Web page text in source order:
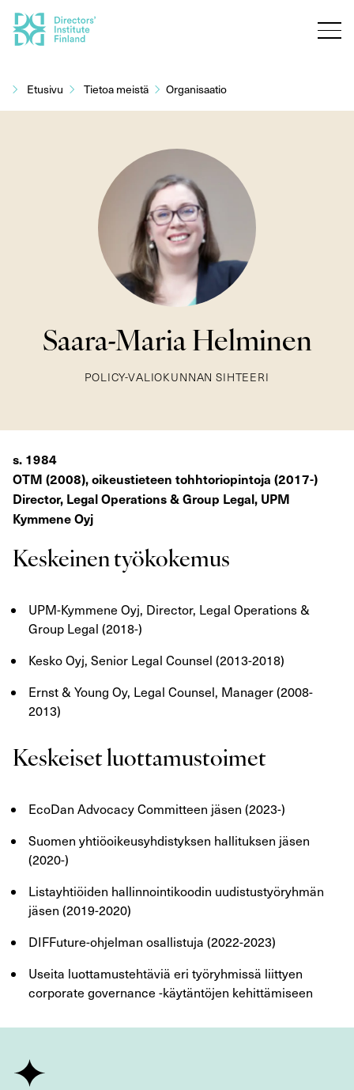
sisältöön
Etusivu Tietoa meistä Organisaatio
Saara-Maria Helminen
POLICY-VALIOKUNNAN SIHTEERI
s. 1984
OTM (2008), oikeustieteen tohhtoriopintoja (2017-)
Director, Legal Operations & Group Legal, UPM
Kymmene Oyj
Keskeinen työkokemus
UPM-Kymmene Oyj, Director, Legal Operations &
Group Legal (2018-)
Kesko Oyj, Senior Legal Counsel (2013-2018)
Ernst & Young Oy, Legal Counsel, Manager (2008-
2013)
Keskeiset luottamustoimet
EcoDan Advocacy Committeen jäsen (2023-)
Suomen yhtiöoikeusyhdistyksen hallituksen jäsen
(2020-)
Listayhtiöiden hallinnointikoodin uudistustyöryhmän
jäsen (2019-2020)
DIFFuture-ohjelman osallistuja (2022-2023)
Useita luottamustehtäviä eri työryhmissä liittyen
corporate governance -käytäntöjen kehittämiseen